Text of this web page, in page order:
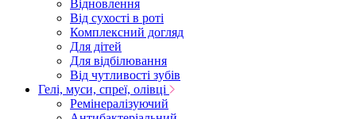
Відновлення
Від сухості в роті
Комплексний догляд
Для дітей
Для відбілювання
Від чутливості зубів
Гелі, муси, спреї, олівці
Ремінералізуючий